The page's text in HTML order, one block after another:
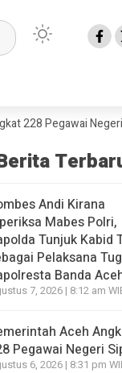
Negeri Sipil
Andi Kirana
Mabes Polri,
Tunjuk Kabid
Pelaksana
Banda
7, 2026 | 8:12 am
Aceh
Pegawai Negeri
6, 2026 | 8:31 pm